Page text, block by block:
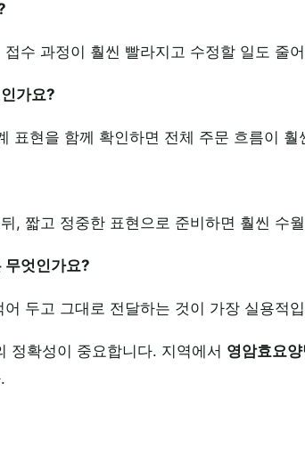
수 과정이 훨씬 빨라지고 수정할 일도 줄
가요?
표현을 함께 확인하면 전체 주문 흐름이 훨
, 짧고 정중한 표현으로 준비하면 훨씬 수
무엇인가요?
두고 그대로 전달하는 것이 가장 실용적
정확성이 중요합니다. 지역에서 영암효요